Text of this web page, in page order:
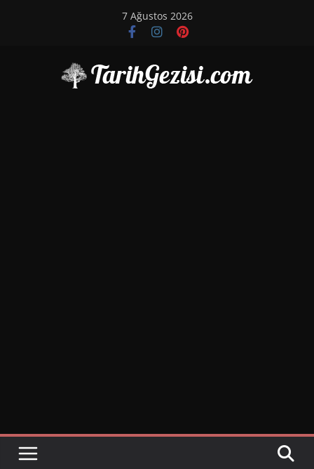
7 Ağustos 2026